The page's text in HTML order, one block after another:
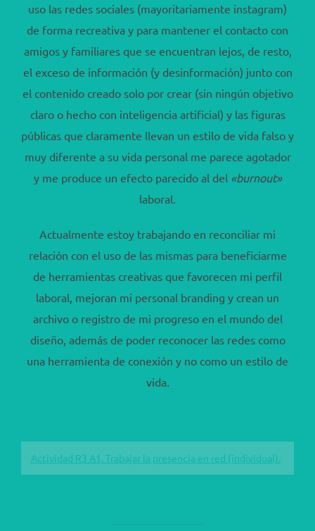
uso las redes sociales (mayoritariamente instagram)
de forma recreativa y para mantener el contacto con
amigos y familiares que se encuentran lejos, de resto,
el exceso de información (y desinformación) junto con
el contenido creado solo por crear (sin ningún objetivo
claro o hecho con inteligencia artificial) y las figuras
públicas que claramente llevan un estilo de vida falso y
muy diferente a su vida personal me parece agotador
y me produce un efecto parecido al del «burnout»
laboral.
Actualmente estoy trabajando en reconciliar mi
relación con el uso de las mismas para beneficiarme
de herramientas creativas que favorecen mi perfil
laboral, mejoran mi personal branding y crean un
archivo o registro de mi progreso en el mundo del
diseño, además de poder reconocer las redes como
una herramienta de conexión y no como un estilo de
vida.
Actividad R3 A1. Trabajar la presencia en red (individual).